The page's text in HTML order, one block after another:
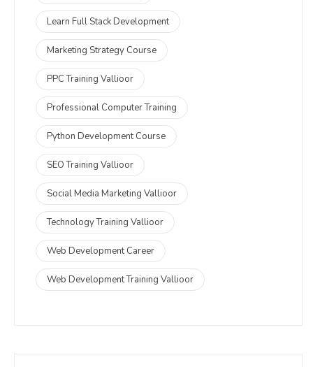
Learn Full Stack Development
Marketing Strategy Course
PPC Training Vallioor
Professional Computer Training
Python Development Course
SEO Training Vallioor
Social Media Marketing Vallioor
Technology Training Vallioor
Web Development Career
Web Development Training Vallioor